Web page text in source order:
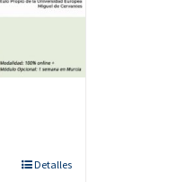
Detalles